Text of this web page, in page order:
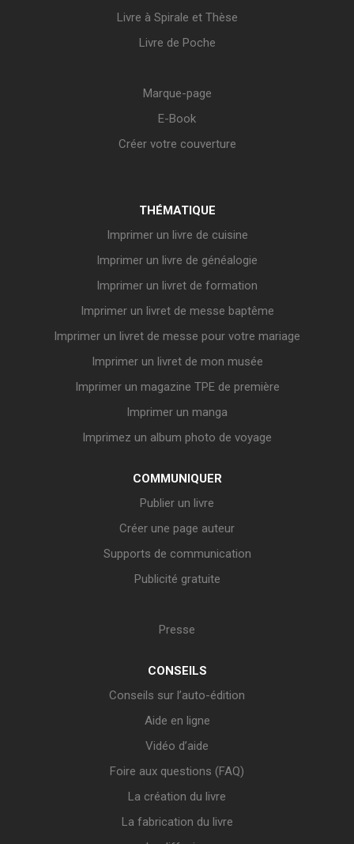
Livre à Spirale et Thèse
Livre de Poche
Marque-page
E-Book
Créer votre couverture
THÉMATIQUE
Imprimer un livre de cuisine
Imprimer un livre de généalogie
Imprimer un livret de formation
Imprimer un livret de messe baptême
Imprimer un livret de messe pour votre mariage
Imprimer un livret de mon musée
Imprimer un magazine TPE de première
Imprimer un manga
Imprimez un album photo de voyage
COMMUNIQUER
Publier un livre
Créer une page auteur
Supports de communication
Publicité gratuite
Presse
CONSEILS
Conseils sur l’auto-édition
Aide en ligne
Vidéo d’aide
Foire aux questions (FAQ)
La création du livre
La fabrication du livre